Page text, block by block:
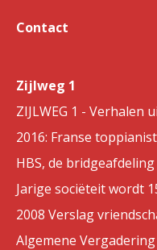
Contact
Zijlweg 1
ZIJLWEG 1 - Verhalen
2016: Franse
HBS, de
Jarige sociëteit wordt
2008 Verslag
Algemene